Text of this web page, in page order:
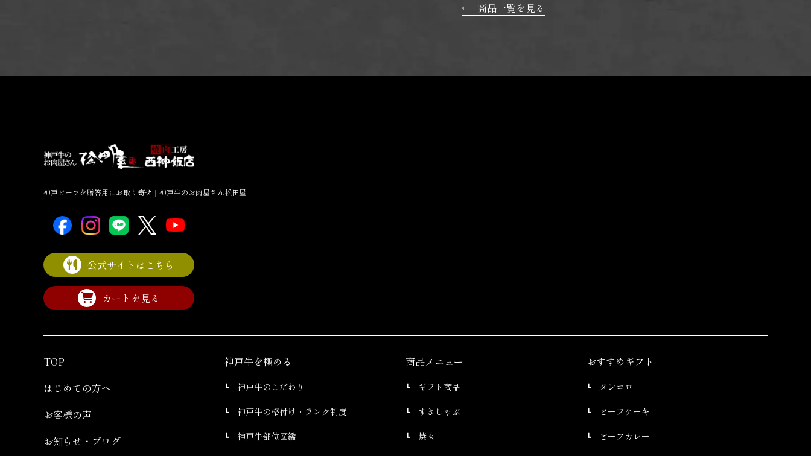
← 商品一覧を見る
神戸ビーフを贈答用にお取り寄せ｜神戸牛のお肉屋さん松田屋
公式サイトはこちら
カートを見る
TOP
はじめての方へ
お客様の声
お知らせ・ブログ
神戸牛を極める
神戸牛のこだわり
神戸牛の格付け・ランク制度
神戸牛部位図鑑
商品メニュー
ギフト商品
すきしゃぶ
焼肉
おすすめギフト
タンコロ
ビーフケーキ
ビーフカレー